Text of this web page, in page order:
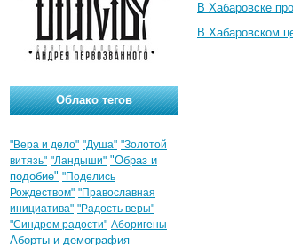
В Хабаровске
В Хабаровском
Облако тегов
"Вера и дело" "Душа" "Золотой
витязь" "Ландыши" "Образ и
подобие" "Поделись
Рождеством" "Православная
инициатива" "Радость веры"
"Синдром радости" Аборигены
Аборты и демография